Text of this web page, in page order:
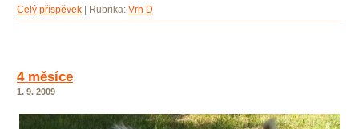
Celý příspěvek Rubrika: Vrh D
4 měsíce
1. 9. 2009